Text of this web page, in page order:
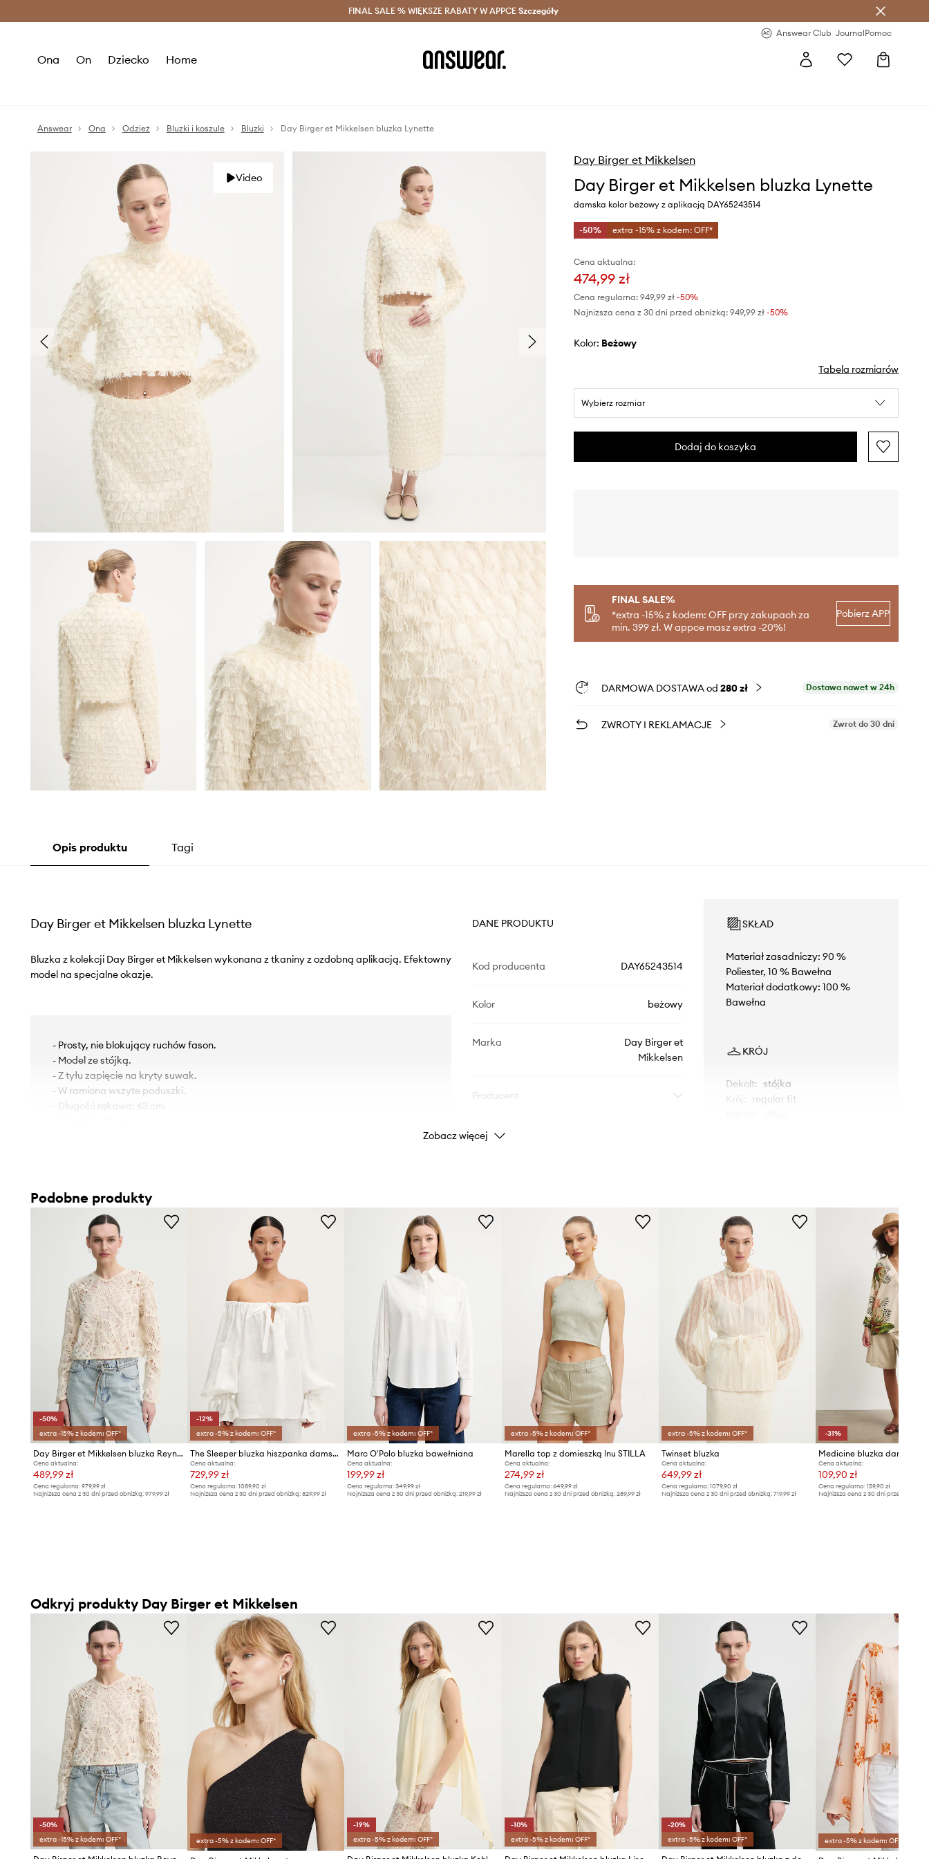
Oszczędzaj z Answear Club > Dostawa nawet w 24h >
FINAL SALE % WIĘKSZE RABATY W APPCE Szczegóły
Answear Club JournalPomoc
Ona On Dziecko Home
Answear Ona Odzież Bluzki i koszule Bluzki Day Birger et Mikkelsen bluzka Lynette
Video
Day Birger et Mikkelsen
Day Birger et Mikkelsen bluzka Lynette
damska kolor beżowy z aplikacją DAY65243514
-50% extra -15% z kodem: OFF*
Cena aktualna:
474,99 zł
Cena regularna: 949,99 zł-50%
Najniższa cena z 30 dni przed obniżką: 949,99 zł -50%
Kolor: beżowy
Tabela rozmiarów
Wybierz rozmiar
Dodaj do koszyka
FINAL SALE%
*extra -15% z kodem: OFF przy zakupach za
min. 399 zł. W appce masz extra -20%!
Pobierz APP
DARMOWA DOSTAWA od 280 zł Dostawa nawet w 24h
ZWROTY I REKLAMACJE Zwrot do 30 dni
Opis produktu Tagi
Day Birger et Mikkelsen bluzka Lynette
Bluzka z kolekcji Day Birger et Mikkelsen wykonana z tkaniny z ozdobną aplikacją. Efektowny
model na specjalne okazje.
- Prosty, nie blokujący ruchów fason.
- Model ze stójką.
- Z tyłu zapięcie na kryty suwak.
- W ramiona wszyte poduszki.
- Długość rękawa: 63 cm.
DANE PRODUKTU
Kod producenta DAY65243514
Kolor beżowy
Marka
Day Birger et
Mikkelsen
Producent
ID Produktu
SKŁAD
Materiał zasadniczy: 90 %
Poliester, 10 % Bawełna
Materiał dodatkowy: 100 %
Bawełna
KRÓJ
Dekolt: stójka
Krój
regular fit
wzrostu i ma na sobie rozmiar 36.
Rozmiarówka standardowa
Zalecamy wybór rozmiaru, jaki nosisz
zazwyczaj.
Tabela rozmiarów
Zobacz więcej
Podobne produkty
-50%
extra -15% z kodem: OFF*
Day Birger et Mikkelsen bluzka Reyne
Cena aktualna:
489,99 zł
Cena regularna: 979,99 zł
Najniższa cena z 30 dni przed obniżką: 979,99 zł
-12%
extra -5% z kodem: OFF*
The Sleeper bluzka hiszpanka damska lniana
Cena aktualna:
729,99 zł
Cena regularna:1089,90 zł
Najniższa cena z 30 dni przed obniżką:829,99 zł
extra -5% z kodem: OFF*
Marc O'Polo bluzka bawełniana
Cena aktualna:
199,99 zł
Cena regularna: 349,99 zł
Najniższa cena z 30 dni przed obniżką: 219,99 zł
extra -5% z kodem: OFF*
Marella top z domieszką lnu STILLA
Cena aktualna:
274,99 zł
Cena regularna: 649,99 zł
Najniższa cena z 30 dni przed obniżką: 289,99 zł
extra -5% z kodem: OFF*
Twinset bluzka
Cena aktualna:
649,99 zł
Cena regularna:1079,90 zł
Najniższa cena z 30 dni przed obniżką:719,99 zł
-31%
Medicine bluzka damska z
Cena aktualna:
109,90 zł
Cena regularna: 159,90 zł
Najniższa cena z 30 dni przed obniżką:
Odkryj produkty Day Birger et Mikkelsen
-50%
extra -15% z kodem: OFF*
extra -5% z kodem: OFF*
-19%
extra -5% z kodem: OFF*
-10%
extra -5% z kodem: OFF*
-20%
extra -5% z kodem: OFF*
extra -5% z kodem: OFF*